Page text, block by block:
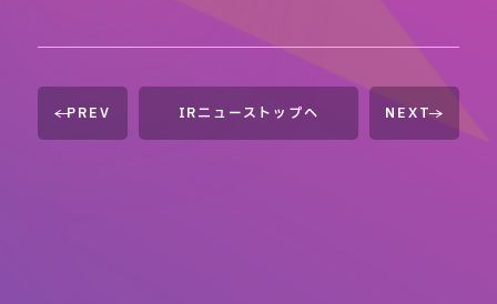
PREV IRニューストップへ NEXT